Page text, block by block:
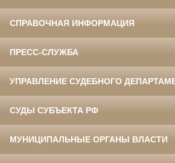
СПРАВОЧНАЯ ИНФОРМАЦИЯ
ПРЕСС-СЛУЖБА
УПРАВЛЕНИЕ СУДЕБНОГО
СУДЫ СУБЪЕКТА РФ
МУНИЦИПАЛЬНЫЕ ОРГАНЫ ВЛАСТИ